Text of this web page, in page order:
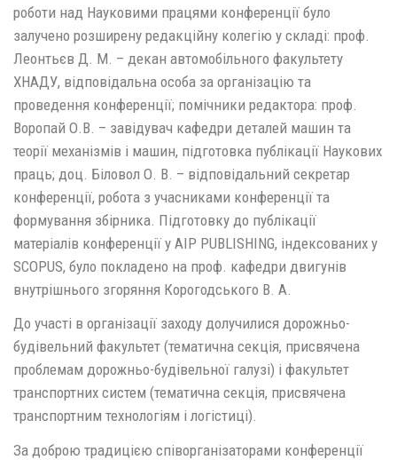
роботи над Науковими працями конференції було
залучено розширену редакційну колегію у складі: проф.
Леонтьєв Д. М. – декан автомобільного факультету
ХНАДУ, відповідальна особа за організацію та
проведення конференції; помічники редактора: проф.
Воропай О.В. – завідувач кафедри деталей машин та
теорії механізмів і машин, підготовка публікації Наукових
праць; доц. Біловол О. В. – відповідальний секретар
конференції, робота з учасниками конференції та
формування збірника. Підготовку до публікації
матеріалів конференції у AIP PUBLISHING, індексованих у
SCOPUS, було покладено на проф. кафедри двигунів
внутрішнього згоряння Корогодського В. А.
До участі в організації заходу долучилися дорожньо-
будівельний факультет (тематична секція, присвячена
проблемам дорожньо-будівельної галузі) і факультет
транспортних систем (тематична секція, присвячена
транспортним технологіям і логістиці).
За доброю традицією співорганізаторами конференції